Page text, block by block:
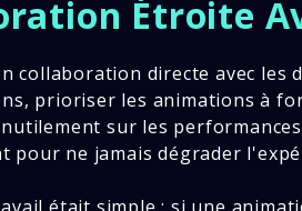
Étroite
collaboration directe avec les
prioriser les animations à
sur les
pour ne jamais dégrader